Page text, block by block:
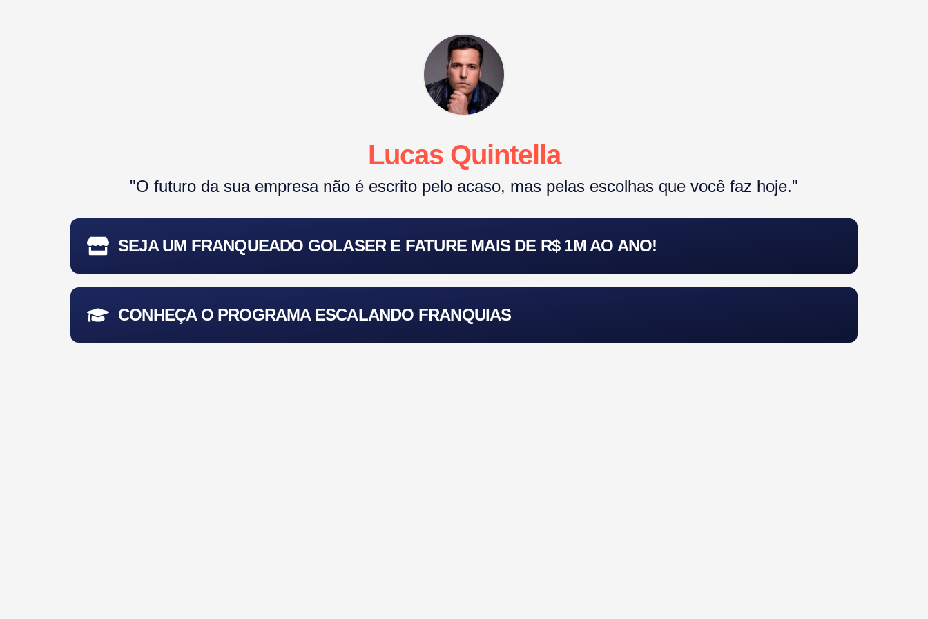
Lucas Quintella
"O futuro da sua empresa não é escrito pelo acaso, mas pelas escolhas que você faz hoje."
SEJA UM FRANQUEADO GOLASER E FATURE MAIS DE R$ 1M AO ANO!
CONHEÇA O PROGRAMA ESCALANDO FRANQUIAS